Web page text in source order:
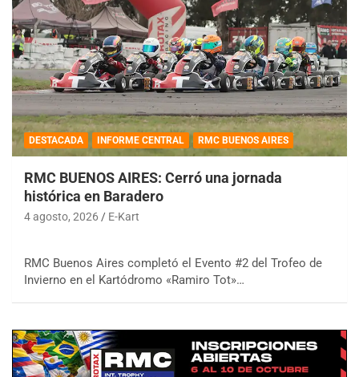
DESTACADA INFORME CENTRAL RMC BUENOS AIRES
RMC BUENOS AIRES: Cerró una jornada
histórica en Baradero
4 agosto, 2026 E-Kart
RMC Buenos Aires completó el Evento #2 del Trofeo de
Invierno en el Kartódromo «Ramiro Tot»…